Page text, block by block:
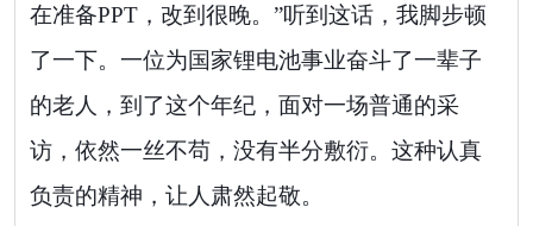
在准备PPT，改到很晚。”听到这话，我脚步顿
了一下。一位为国家锂电池事业奋斗了一辈子
的老人，到了这个年纪，面对一场普通的采
访，依然一丝不苟，没有半分敷衍。这种认真
负责的精神，让人肃然起敬。